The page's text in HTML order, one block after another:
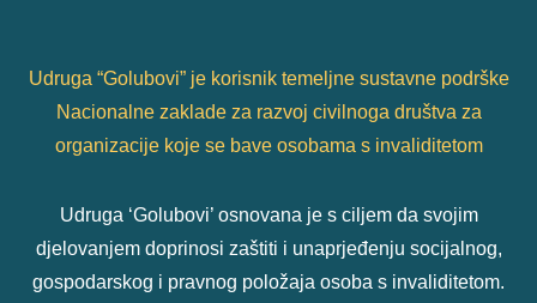
Udruga “Golubovi” je korisnik temeljne sustavne podrške
Nacionalne zaklade za razvoj civilnoga društva za
organizacije koje se bave osobama s invaliditetom
Udruga ‘Golubovi’ osnovana je s ciljem da svojim
djelovanjem doprinosi zaštiti i unaprjeđenju socijalnog,
gospodarskog i pravnog položaja osoba s invaliditetom.